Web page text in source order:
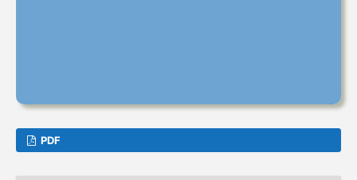
PDF